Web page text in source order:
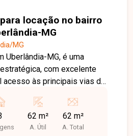
locação no bairro
MG
MG
Uberlândia-MG, é uma
com excelente
acesso às principais vias da
farmácias e diversos
e grande fluxo de
sendo uma excelente opção
62 m²
A. Útil
62 m²
A. Total